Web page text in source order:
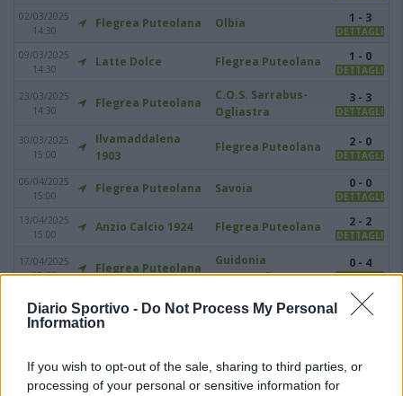
Diario Sportivo - Do Not Process My Personal
Information
If you wish to opt-out of the sale, sharing to third parties, or
processing of your personal or sensitive information for
02/03/2025
14:30
Flegrea Puteolana Olbia 1 - 3
DETTAGLI
09/03/2025
14:30
Latte Dolce Flegrea Puteolana 1 - 0
DETTAGLI
23/03/2025
14:30
Flegrea Puteolana
C.O.S. Sarrabus-
Ogliastra
3 - 3
DETTAGLI
30/03/2025
15:00
Ilvamaddalena
1903
Flegrea Puteolana 2 - 0
DETTAGLI
06/04/2025
15:00
Flegrea Puteolana Savoia 0 - 0
DETTAGLI
13/04/2025
15:00
Anzio Calcio 1924 Flegrea Puteolana 2 - 2
DETTAGLI
17/04/2025
15:00
Flegrea Puteolana
Guidonia
Montecelio 1937
0 - 4
DETTAGLI
27/04/2025
15:00
Flegrea Puteolana Cassino Calcio 1 - 1
DETTAGLI